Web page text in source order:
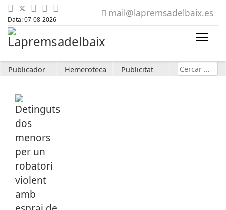
Data: 07-08-2026
mail@lapremsadelbaix.es
Publicador Hemeroteca Publicitat Cerca